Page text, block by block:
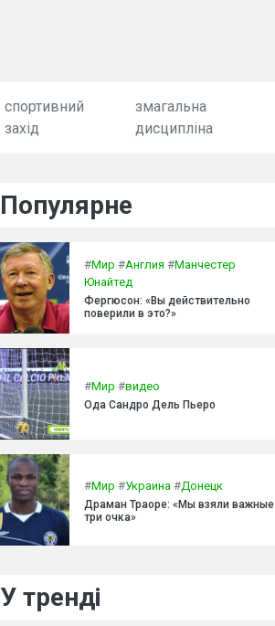
спортивний
захід
змагальна
дисципліна
Популярне
#Мир #Англия #Манчестер
Юнайтед
Фергюсон: «Вы действительно
поверили в это?»
#Мир #видео
Ода Сандро Дель Пьеро
#Мир #Украина #Донецк
Драман Траоре: «Мы взяли важные
три очка»
У тренді